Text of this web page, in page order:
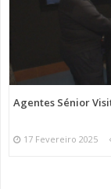
Agentes Sénior
17 Fevereiro 2025